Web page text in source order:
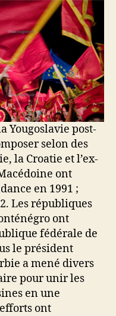
Yougoslavie post-
selon des
la Croatie et l’ex-
ont
en 1991 ;
Les républiques
ont
fédérale de
le président
a mené divers
pour unir les
en une
ont